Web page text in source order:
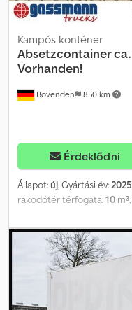
Bovenden 850 km
Kampós konténer
Absetzcontainer ca.
Vorhanden!
Érdeklődni
Állapot:új, Gyártási év:2025
rakodótér térfogata:10 m³
, Jármű helye:
10 m³-es aszimmetrikus/
aszimmetrikus
SJ235 (ST37-2)
háromszoros, egyoldali
figyelmeztető jelölésekkel
szerint elfogadott -